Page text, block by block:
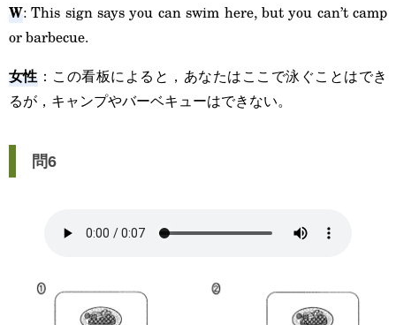
W: This sign says you can swim here, but you can’t camp
or barbecue.
女性：この看板によると，あなたはここで泳ぐことはでき
るが，キャンプやバーベキューはできない。
問6